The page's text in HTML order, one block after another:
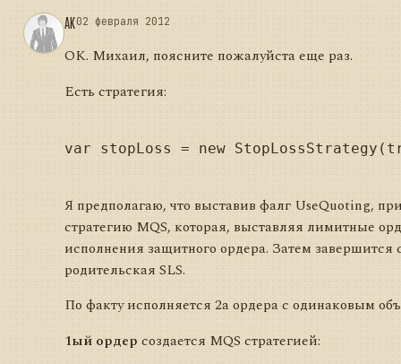
AK02 февраля 2012
OK. Михаил, поясните пожалуйста еще раз.
Есть стратегия:
var stopLoss = new
Я предполагаю, что выставив фалг UseQuoting,
стратегию MQS, которая, выставляя лимитные
исполнения защитного ордера. Затем завершится
родительская SLS.
По факту исполняется 2а ордера с одинаковым
1ый ордер создается MQS стратегией: